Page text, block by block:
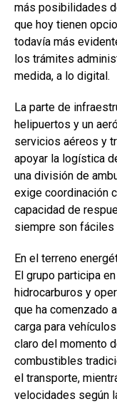
más posibilidades
que hoy tienen
todavía más
los trámites
medida, a lo digital.
La parte de
helipuertos y un
servicios aéreos y
apoyar la logística
una división de
exige coordinación
capacidad de
siempre son fáciles
En el terreno
El grupo participa
hidrocarburos y
que ha comenzado
carga para
claro del momento
combustibles
el transporte,
velocidades según